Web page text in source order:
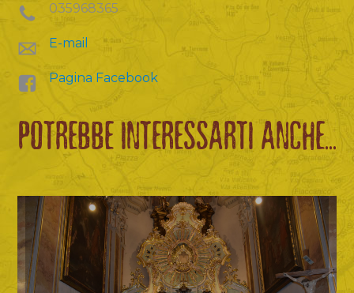
035968365
E-mail
Pagina Facebook
POTREBBE INTERESSARTI ANCHE...